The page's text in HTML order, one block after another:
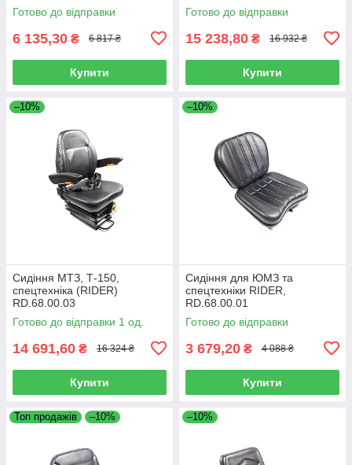
Готово до відправки
6 135,30 ₴ 6 817 ₴
Купити
Готово до відправки
15 238,80 ₴ 16 932 ₴
Купити
–10%
Сидіння МТЗ, Т-150,
спецтехніка (RIDER)
RD.68.00.03
Готово до відправки 1 од.
14 691,60 ₴ 16 324 ₴
Купити
–10%
Сидіння для ЮМЗ та
спецтехніки RIDER,
RD.68.00.01
Готово до відправки
3 679,20 ₴ 4 088 ₴
Купити
Топ продажів –10% –10%